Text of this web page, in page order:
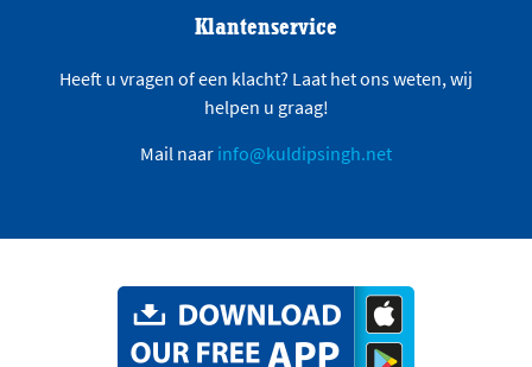
Klantenservice
Heeft u vragen of een klacht? Laat het ons weten, wij
helpen u graag!
Mail naar info@kuldipsingh.net